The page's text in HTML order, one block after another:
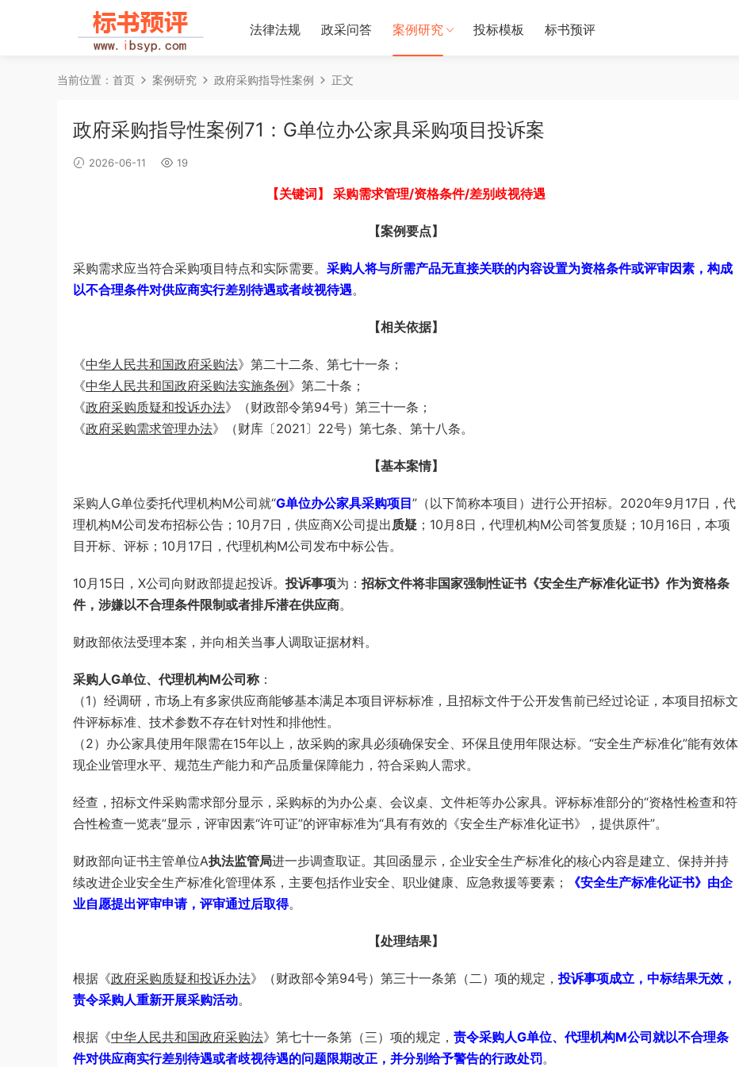
法律法规 政采问答 案例研究 投标模板 标书预评
当前位置： 首页 案例研究 政府采购指导性案例 正文
政府采购指导性案例71：G单位办公家具采购项目投诉案
2026-06-11 19
【关键词】 采购需求管理/资格条件/差别歧视待遇
【案例要点】
采购需求应当符合采购项目特点和实际需要。 采购人将与所需产品无直接关联的内容设置为资格条件或评审因素，构成
以不合理条件对供应商实行差别待遇或者歧视待遇。
【相关依据】
《中华人民共和国政府采购法》第二十二条、第七十一条；
《中华人民共和国政府采购法实施条例》第二十条；
《政府采购质疑和投诉办法》（财政部令第94号）第三十一条；
《政府采购需求管理办法》（财库〔2021〕22号）第七条、第十八条。
【基本案情】
采购人G单位委托代理机构M公司就“G单位办公家具采购项目”（以下简称本项目）进行公开招标。2020年9月17日，代
理机构M公司发布招标公告；10月7日，供应商X公司提出质疑 ；10月8日，代理机构M公司答复质疑；10月16日，本项
目开标、评标；10月17日，代理机构M公司发布中标公告。
10月15日，X公司向财政部提起投诉。 投诉事项为： 招标文件将非国家强制性证书《安全生产标准化证书》作为资格条
件，涉嫌以不合理条件限制或者排斥潜在供应商。
财政部依法受理本案，并向相关当事人调取证据材料。
采购人G单位、代理机构M公司称 ：
（1）经调研，市场上有多家供应商能够基本满足本项目评标标准，且招标文件于公开发售前已经过论证，本项目招标文
件评标标准、技术参数不存在针对性和排他性。
（2）办公家具使用年限需在15年以上，故采购的家具必须确保安全、环保且使用年限达标。“安全生产标准化”能有效体
现企业管理水平、规范生产能力和产品质量保障能力，符合采购人需求。
经查，招标文件采购需求部分显示，采购标的为办公桌、会议桌、文件柜等办公家具。评标标准部分的“资格性检查和符
合性检查一览表”显示，评审因素“许可证”的评审标准为“具有有效的《安全生产标准化证书》，提供原件”。
财政部向证书主管单位A执法监管局进一步调查取证。其回函显示，企业安全生产标准化的核心内容是建立、保持并持
续改进企业安全生产标准化管理体系，主要包括作业安全、职业健康、应急救援等要素；
《安全生产标准化证书》由企
业自愿提出评审申请，评审通过后取得。
【处理结果】
根据《政府采购质疑和投诉办法》（财政部令第94号）第三十一条第（二）项的规定，投诉事项成立，中标结果无效，
责令采购人重新开展采购活动。
根据《中华人民共和国政府采购法》第七十一条第（三）项的规定， 责令采购人G单位、代理机构M公司就以不合理条
件对供应商实行差别待遇或者歧视待遇的问题限期改正，并分别给予警告的行政处罚。